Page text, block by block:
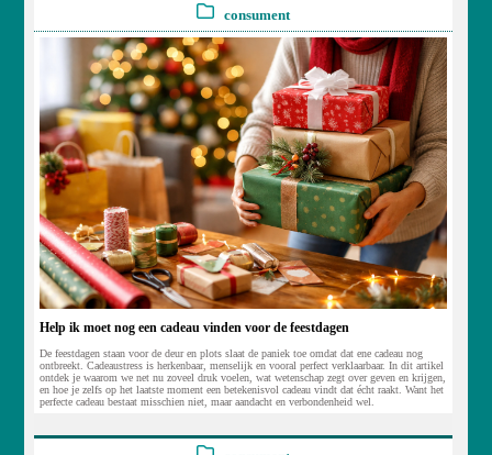
consument
Help ik moet nog een cadeau vinden voor de feestdagen
De feestdagen staan voor de deur en plots slaat de paniek toe omdat dat ene cadeau nog
ontbreekt. Cadeaustress is herkenbaar, menselijk en vooral perfect verklaarbaar. In dit artikel
ontdek je waarom we net nu zoveel druk voelen, wat wetenschap zegt over geven en krijgen,
en hoe je zelfs op het laatste moment een betekenisvol cadeau vindt dat écht raakt. Want het
perfecte cadeau bestaat misschien niet, maar aandacht en verbondenheid wel.